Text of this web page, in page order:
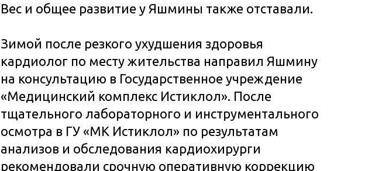
Вес и общее развитие у Яшмины также отставали.
Зимой после резкого ухудшения здоровья
кардиолог по месту жительства направил Яшмину
на консультацию в Государственное учреждение
«Медицинский комплекс Истиклол». После
тщательного лабораторного и инструментального
осмотра в ГУ «МК Истиклол» по результатам
анализов и обследования кардиохирурги
рекомендовали срочную оперативную коррекцию